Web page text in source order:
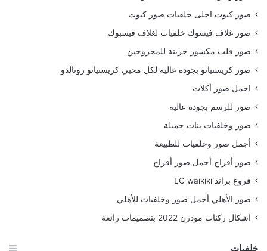
صور كيوت احلى خلفيات صور كيوت
صور غلاف فيسوك خلفيات لغلاف فيسبوك
صور قلب مكسور حزينة للمجروحين
صور كريستيانو بجودة عاليه لكل محبي كريستيانو رونالدو
اجمل صور أكلات
صور للرسم بجودة عالية
صور وخلفيات بنات جميلة
أجمل صور وخلفيات للطبيعة
صور أفراح أجمل صور أفراح
فروع براند LC waikiki
صور الأهلي أجمل صور وخلفيات للأهلي
اشكال ركنات مودرن 2022 بتصميمات رائعة
خلفيات